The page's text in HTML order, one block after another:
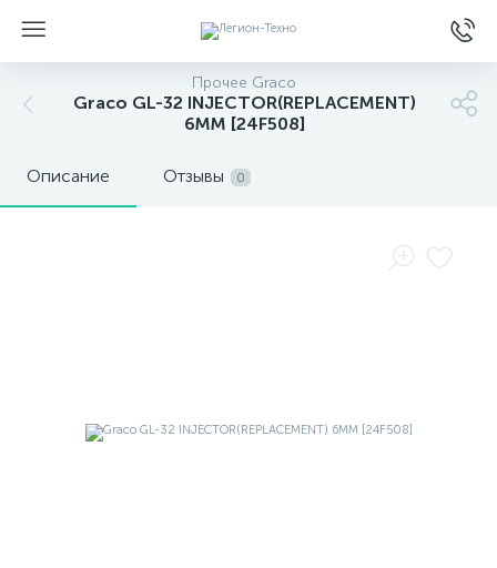
Прочее Graco
Graco GL-32 INJECTOR(REPLACEMENT)
6MM [24F508]
Описание Отзывы 0